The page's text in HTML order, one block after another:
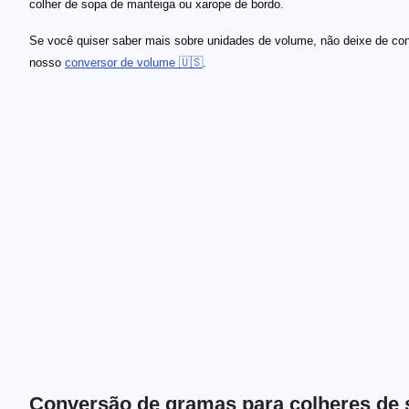
colher de sopa de manteiga ou xarope de bordo.
Se você quiser saber mais sobre unidades de volume, não deixe de
nosso conversor de volume 🇺🇸.
Conversão de gramas para colheres de